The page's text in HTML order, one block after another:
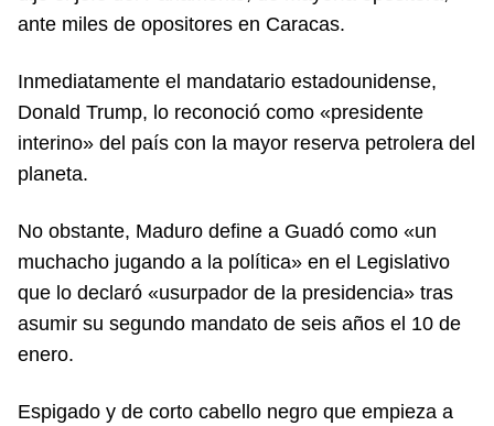
ante miles de opositores en Caracas.
Inmediatamente el mandatario estadounidense,
Donald Trump, lo reconoció como «presidente
interino» del país con la mayor reserva petrolera del
planeta.
No obstante, Maduro define a Guadó como «un
muchacho jugando a la política» en el Legislativo
que lo declaró «usurpador de la presidencia» tras
asumir su segundo mandato de seis años el 10 de
enero.
Espigado y de corto cabello negro que empieza a